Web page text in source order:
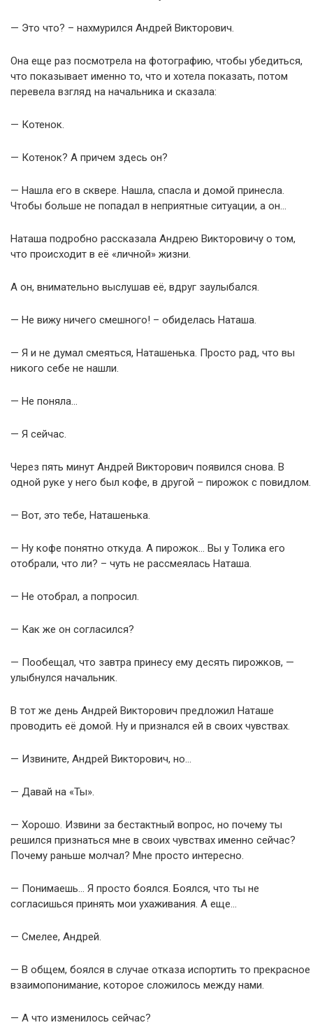
— Это что? – нахмурился Андрей Викторович.
Она еще раз посмотрела на фотографию, чтобы убедиться,
что показывает именно то, что и хотела показать, потом
перевела взгляд на начальника и сказала:
— Котенок.
— Котенок? А причем здесь он?
— Нашла его в сквере. Нашла, спасла и домой принесла.
Чтобы больше не попадал в неприятные ситуации, а он…
Наташа подробно рассказала Андрею Викторовичу о том,
что происходит в её «личной» жизни.
А он, внимательно выслушав её, вдруг заулыбался.
— Не вижу ничего смешного! – обиделась Наташа.
— Я и не думал смеяться, Наташенька. Просто рад, что вы
никого себе не нашли.
— Не поняла…
— Я сейчас.
Через пять минут Андрей Викторович появился снова. В
одной руке у него был кофе, в другой – пирожок с повидлом.
— Вот, это тебе, Наташенька.
— Ну кофе понятно откуда. А пирожок… Вы у Толика его
отобрали, что ли? – чуть не рассмеялась Наташа.
— Не отобрал, а попросил.
— Как же он согласился?
— Пообещал, что завтра принесу ему десять пирожков, —
улыбнулся начальник.
В тот же день Андрей Викторович предложил Наташе
проводить её домой. Ну и признался ей в своих чувствах.
— Извините, Андрей Викторович, но…
— Давай на «Ты».
— Хорошо. Извини за бестактный вопрос, но почему ты
решился признаться мне в своих чувствах именно сейчас?
Почему раньше молчал? Мне просто интересно.
— Понимаешь… Я просто боялся. Боялся, что ты не
согласишься принять мои ухаживания. А еще…
— Смелее, Андрей.
— В общем, боялся в случае отказа испортить то прекрасное
взаимопонимание, которое сложилось между нами.
— А что изменилось сейчас?